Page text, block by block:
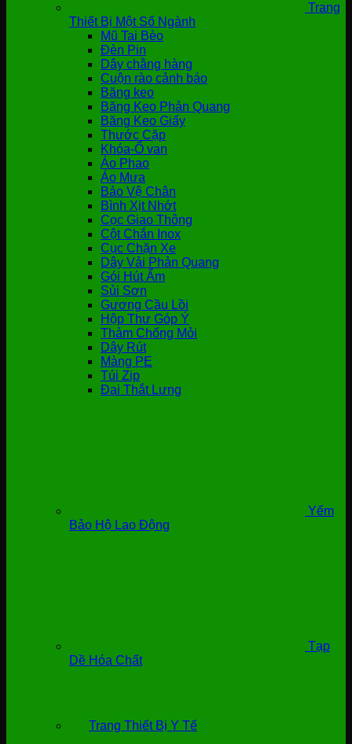
Trang
Thiết Bị Một Số Ngành
Mũ Tai Bèo
Đèn Pin
Dây chằng hàng
Cuộn rào cảnh báo
Băng keo
Băng Keo Phản Quang
Băng Keo Giấy
Thước Cặp
Khóa-Ổ van
Áo Phao
Áo Mưa
Bảo Vệ Chân
Bình Xịt Nhớt
Cọc Giao Thông
Cột Chắn Inox
Cục Chặn Xe
Dây Vải Phản Quang
Gói Hút Ẩm
Sủi Sơn
Gương Cầu Lồi
Hộp Thư Góp Ý
Thảm Chống Mỏi
Dây Rút
Màng PE
Túi Zip
Đai Thắt Lưng
Yếm
Bảo Hộ Lao Động
Tạp
Dề Hóa Chất
Trang Thiết Bị Y Tế